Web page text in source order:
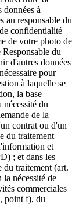
données à
au responsable du
confidentialité
de votre photo de
du
d'autres données
pour
à laquelle se
la base
nécessité du
de la
contrat ou d'un
du traitement
et
; et dans les
du traitement (art.
nécessité de
commerciales
point f), du